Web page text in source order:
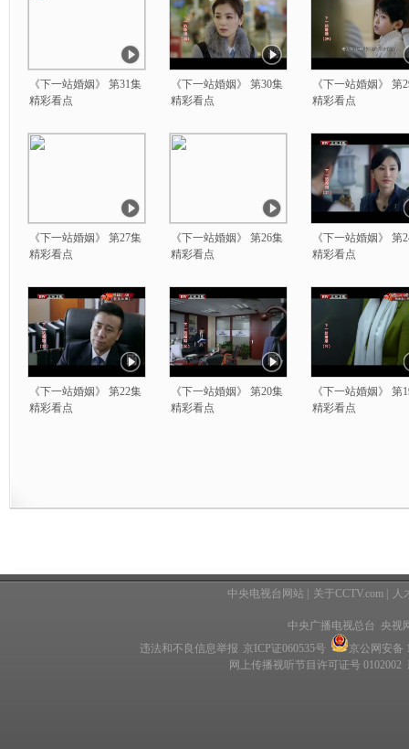
《下一站婚姻》 第31集
精彩看点
《下一站婚姻》 第30集
精彩看点
《下一站婚姻》 第
精彩看点
《下一站婚姻》 第27集
精彩看点
《下一站婚姻》 第26集
精彩看点
《下一站婚姻》 第
精彩看点
《下一站婚姻》 第22集
精彩看点
《下一站婚姻》 第20集
精彩看点
《下一站婚姻》 第
精彩看点
中央电视台网站 关于CCTV.com 人
中央广播电视总台 央视
违法和不良信息举报 京ICP证060535号
京公网安备
网上传播视听节目许可证号 0102002